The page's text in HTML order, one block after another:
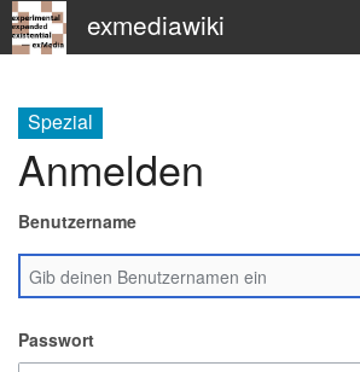
exmediawiki
KHM
Spezial
Anmelden
Benutzername
Passwort